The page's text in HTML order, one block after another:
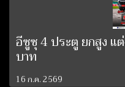
อีซูซุ 4 ประตู ยกสูง แ
บาท
16 ก.ค. 2569